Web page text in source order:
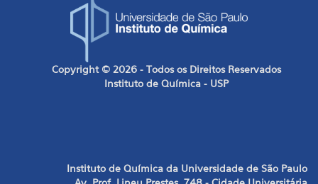
Copyright © 2026 - Todos os Direitos Reservados
Instituto de Química - USP
Instituto de Química da Universidade de São Paulo